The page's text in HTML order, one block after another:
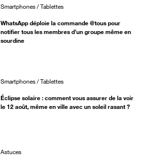
Smartphones / Tablettes
WhatsApp déploie la commande @tous pour
notifier tous les membres d’un groupe même en
sourdine
Smartphones / Tablettes
Éclipse solaire : comment vous assurer de la voir
le 12 août, même en ville avec un soleil rasant ?
Astuces